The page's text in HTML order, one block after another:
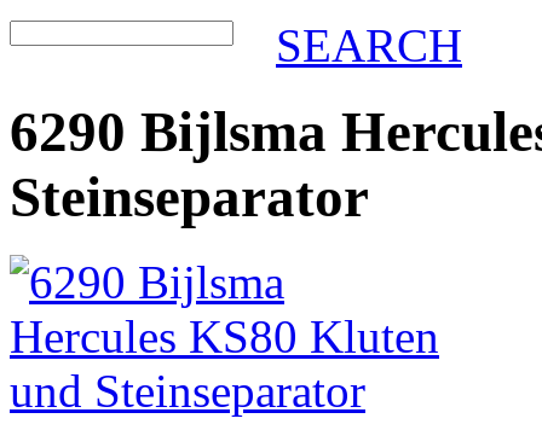
SEARCH
6290 Bijlsma
Steinseparator